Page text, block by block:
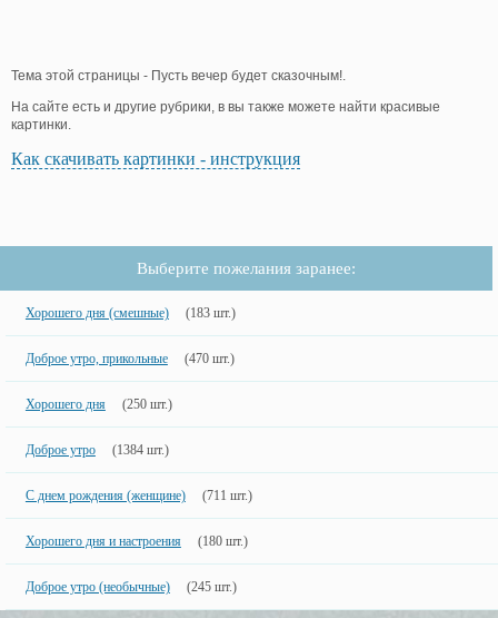
Тема этой страницы - Пусть вечер будет сказочным!.
На сайте есть и другие рубрики, в вы также можете найти красивые
картинки.
Как скачивать картинки - инструкция
Выберите пожелания заранее:
Хорошего дня (смешные) (183 шт.)
Доброе утро, прикольные (470 шт.)
Хорошего дня (250 шт.)
Доброе утро (1384 шт.)
С днем рождения (женщине) (711 шт.)
Хорошего дня и настроения (180 шт.)
Доброе утро (необычные) (245 шт.)